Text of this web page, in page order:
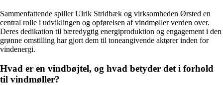
Sammenfattende spiller Ulrik Stridbæk og virksomheden Ørsted en
central rolle i udviklingen og opførelsen af vindmøller verden over.
Deres dedikation til bæredygtig energiproduktion og engagement i den
grønne omstilling har gjort dem til toneangivende aktører inden for
vindenergi.
Hvad er en vindbøjtel, og hvad betyder det i forhold
til vindmøller?